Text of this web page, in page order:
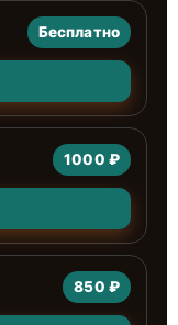
Бесплатно
1000 ₽
850 ₽